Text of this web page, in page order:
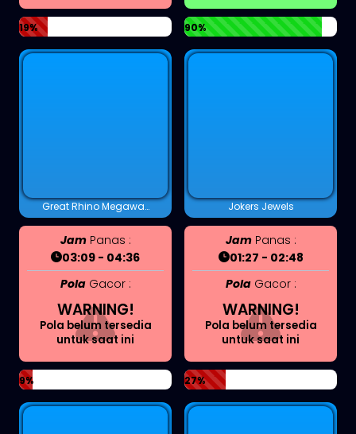
19% 90%
Great Rhino Megaways
JamPanas :
03:09 - 04:36
PolaGacor :
WARNING!
Pola belum tersedia
untuk saat ini
9%
Jokers Jewels
JamPanas :
01:27 - 02:48
PolaGacor :
WARNING!
Pola belum tersedia
untuk saat ini
27%